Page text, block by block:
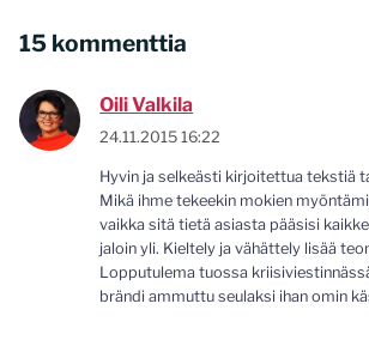
15 kommenttia
Oili Valkila
24.11.2015 16:22
Hyvin ja selkeästi kirjoitettua tekstiä
Mikä ihme tekeekin mokien
vaikka sitä tietä asiasta pääsisi
jaloin yli. Kieltely ja vähättely lisää
Lopputulema tuossa
brändi ammuttu seulaksi ihan omin